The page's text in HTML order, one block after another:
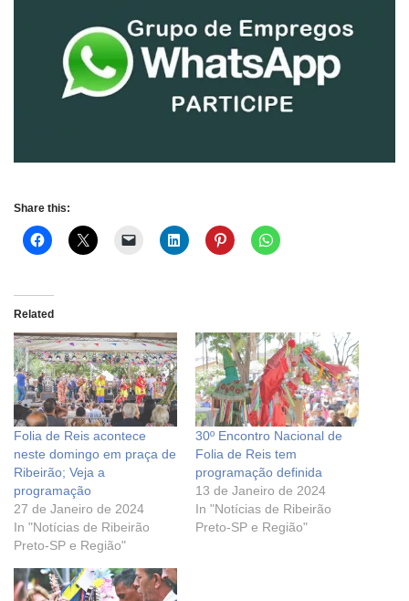
Share this:
Related
Folia de Reis acontece
neste domingo em praça de
Ribeirão; Veja a
programação
27 de Janeiro de 2024
In "Notícias de Ribeirão
Preto-SP e Região"
30º Encontro Nacional de
Folia de Reis tem
programação definida
13 de Janeiro de 2024
In "Notícias de Ribeirão
Preto-SP e Região"